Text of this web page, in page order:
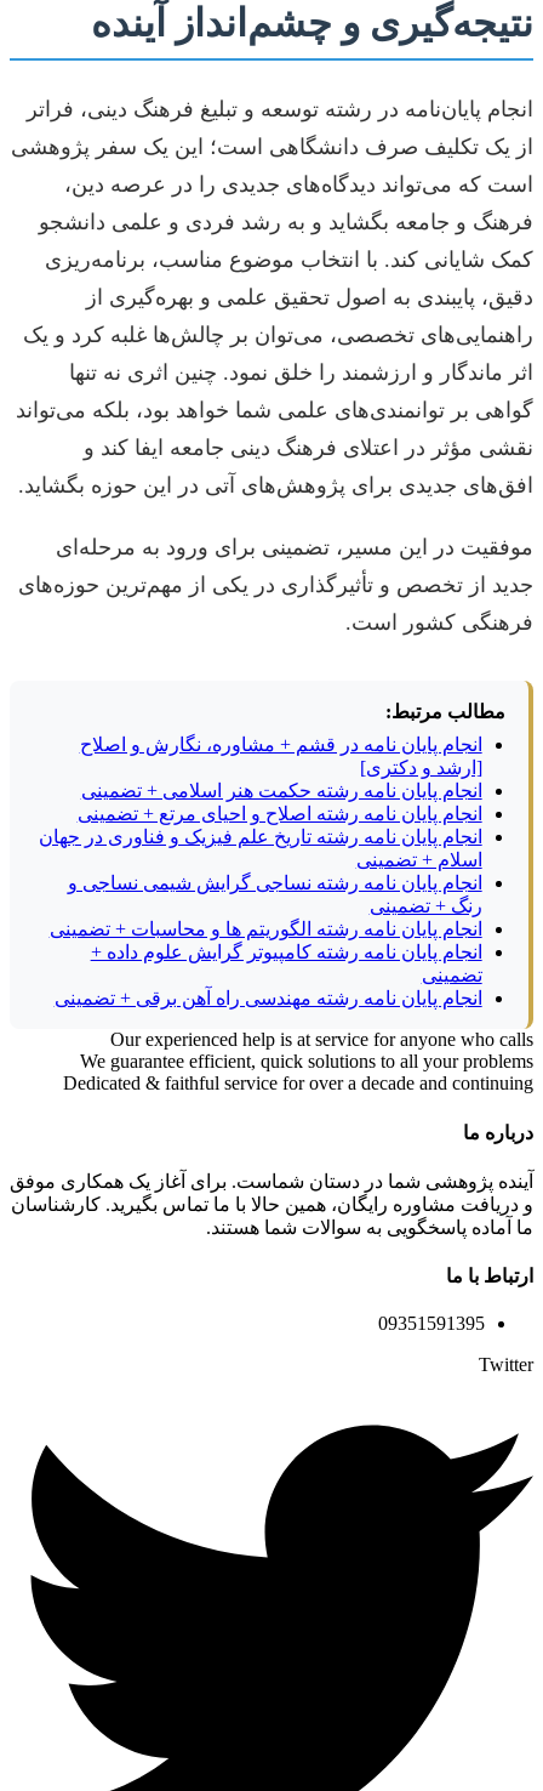
نتیجه‌گیری و چشم‌انداز آینده
انجام پایان‌نامه در رشته توسعه و تبلیغ فرهنگ دینی، فراتر
از یک تکلیف صرف دانشگاهی است؛ این یک سفر پژوهشی
است که می‌تواند دیدگاه‌های جدیدی را در عرصه دین،
فرهنگ و جامعه بگشاید و به رشد فردی و علمی دانشجو
کمک شایانی کند. با انتخاب موضوع مناسب، برنامه‌ریزی
دقیق، پایبندی به اصول تحقیق علمی و بهره‌گیری از
راهنمایی‌های تخصصی، می‌توان بر چالش‌ها غلبه کرد و یک
اثر ماندگار و ارزشمند را خلق نمود. چنین اثری نه تنها
گواهی بر توانمندی‌های علمی شما خواهد بود، بلکه می‌تواند
نقشی مؤثر در اعتلای فرهنگ دینی جامعه ایفا کند و
افق‌های جدیدی برای پژوهش‌های آتی در این حوزه بگشاید.
موفقیت در این مسیر، تضمینی برای ورود به مرحله‌ای
جدید از تخصص و تأثیرگذاری در یکی از مهم‌ترین حوزه‌های
فرهنگی کشور است.
مطالب مرتبط:
انجام پایان نامه در قشم + مشاوره، نگارش و اصلاح
[ارشد و دکتری]
انجام پایان نامه رشته حکمت هنر اسلامی + تضمینی
انجام پایان نامه رشته اصلاح و احیای مرتع + تضمینی
انجام پایان نامه رشته تاریخ علم فیزیک و فناوری در جهان
اسلام + تضمینی
انجام پایان نامه رشته نساجی گرایش شیمی نساجی و
رنگ + تضمینی
انجام پایان نامه رشته الگوریتم ها و محاسبات + تضمینی
انجام پایان نامه رشته کامپیوتر گرایش علوم داده +
تضمینی
انجام پایان نامه رشته مهندسی راه آهن برقی + تضمینی
Our experienced help is at service for anyone who calls
We guarantee efficient, quick solutions to all your problems
Dedicated & faithful service for over a decade and continuing
درباره ما
آینده پژوهشی شما در دستان شماست. برای آغاز یک همکاری موفق
و دریافت مشاوره رایگان، همین حالا با ما تماس بگیرید. کارشناسان
ما آماده پاسخگویی به سوالات شما هستند.
ارتباط با ما
09351591395
Twitter